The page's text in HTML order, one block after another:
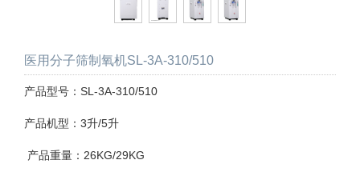
医用分子筛制氧机SL-3A-310/510
产品型号：SL-3A-310/510
产品机型：3升/5升
产品重量：26KG/29KG